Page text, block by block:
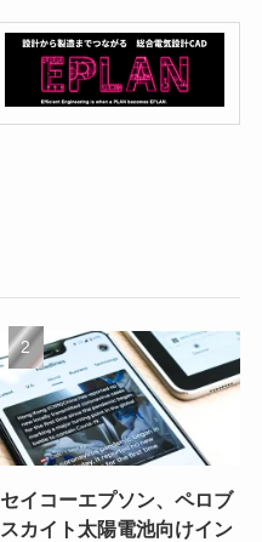
セイコーエプソン、ペロブ
スカイト太陽電池向けイン